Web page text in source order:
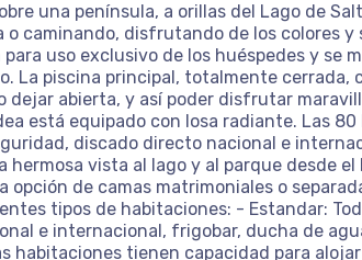
una península, a orillas del Lago de
caminando, disfrutando de los colores
uso exclusivo de los huéspedes y se
La piscina principal, totalmente
abierta, y así poder disfrutar
está equipado con losa radiante. Las
discado directo nacional e
vista al lago y al parque desde
de camas matrimoniales o
tipos de habitaciones: - Estandar:
e internacional, frigobar, ducha de
habitaciones tienen capacidad para